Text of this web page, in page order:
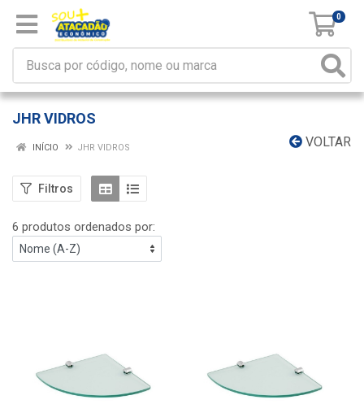
0
JHR VIDROS
VOLTAR
INÍCIO JHR VIDROS
Filtros
6 produtos ordenados por: